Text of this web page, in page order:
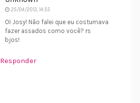
25/04/2013, 14:55
OI Josy! Não falei que eu costumava
fazer assados como você? rs
bjos!
Responder